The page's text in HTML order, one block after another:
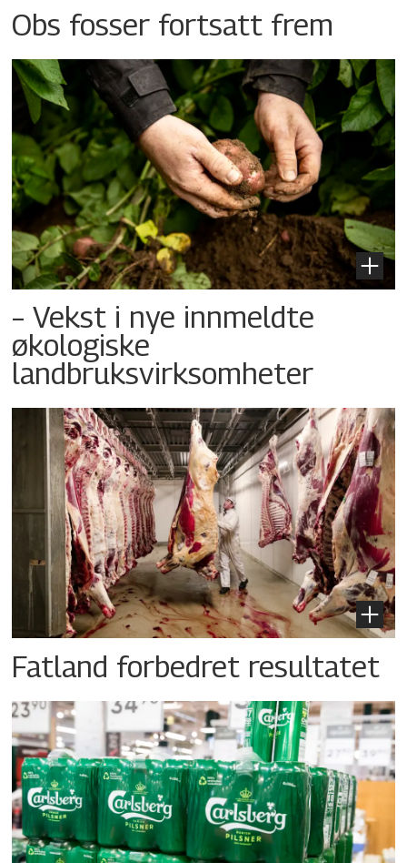
Obs fosser fortsatt frem
– Vekst i nye innmeldte
økologiske
landbruksvirksomheter
Fatland forbedret resultatet